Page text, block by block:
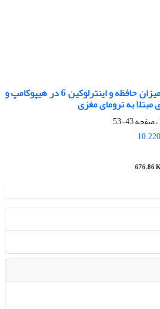
تاثیر یک دوره تمرین شنا بر میزان حافظه و اینترلوکین 6 در هیپوکامپ و
به ترومای مغزی
43-53
676.86